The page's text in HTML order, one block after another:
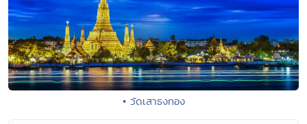
• วัดเสาธงทอง